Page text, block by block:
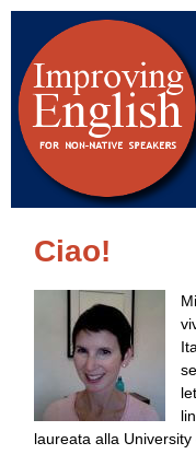
Ciao!
laureata alla